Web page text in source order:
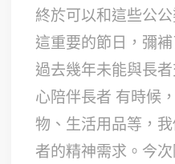
終於可以和這些公
這重要的節日，彌
過去幾年未能與長
心陪伴長者 有時候
物、生活用品等，
者的精神需求。今